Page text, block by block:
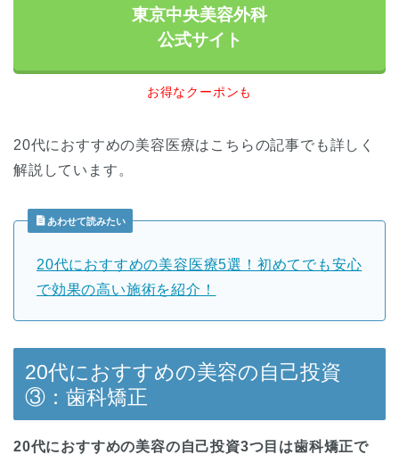
東京中央美容外科
公式サイト
お得なクーポンも
20代におすすめの美容医療はこちらの記事でも詳しく
解説しています。
あわせて読みたい
20代におすすめの美容医療5選！初めてでも安心
で効果の高い施術を紹介！
20代におすすめの美容の自己投資
③：歯科矯正
20代におすすめの美容の自己投資3つ目は歯科矯正で